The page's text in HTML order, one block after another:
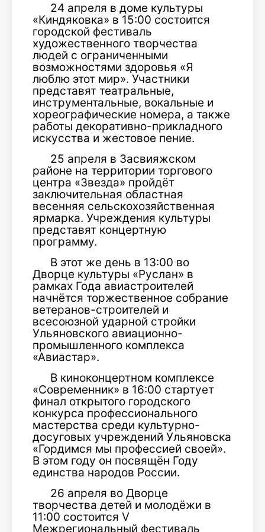
24 апреля в доме культуры
«Киндяковка» в 15:00 состоится
городской фестиваль
художественного творчества
людей с ограниченными
возможностями здоровья «Я
люблю этот мир». Участники
представят театральные,
инструментальные, вокальные и
хореографические номера, а также
работы декоративно-прикладного
искусства и жестовое пение.
25 апреля в Засвияжском
районе на территории торгового
центра «Звезда» пройдёт
заключительная областная
весенняя сельскохозяйственная
ярмарка. Учреждения культуры
представят концертную
программу.
В этот же день в 13:00 во
Дворце культуры «Руслан» в
рамках Года авиастроителей
начнётся торжественное собрание
ветеранов-строителей и
всесоюзной ударной стройки
Ульяновского авиационно-
промышленного комплекса
«Авиастар».
В киноконцертном комплексе
«Современник» в 16:00 стартует
финал открытого городского
конкурса профессионального
мастерства среди культурно-
досуговых учреждений Ульяновска
«Гордимся мы профессией своей».
В этом году он посвящён Году
единства народов России.
26 апреля во Дворце
творчества детей и молодёжи в
11:00 состоится V
Межрегиональный фестиваль